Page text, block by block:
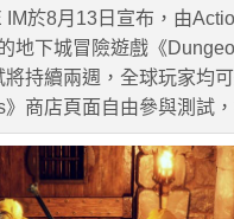
於8月13日宣布，由
地下城冒險遊戲《
持續兩週，全球玩家均
》商店頁面自由參與測試